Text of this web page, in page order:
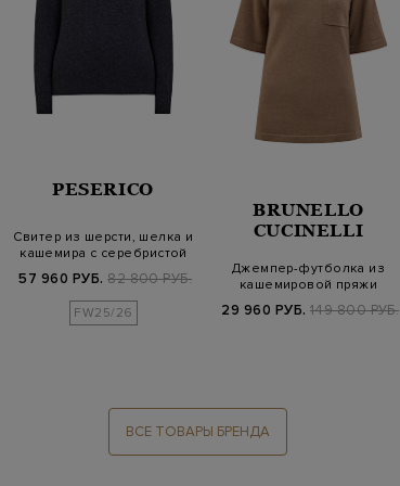
PESERICO
Свитер из шерсти, шелка и
кашемира с серебристой
57 960 РУБ. 82 800 РУБ.
FW25/26
BRUNELLO
CUCINELLI
Джемпер-футболка из
кашемировой пряжи
29 960 РУБ. 149 800 РУБ.
ВСЕ ТОВАРЫ БРЕНДА